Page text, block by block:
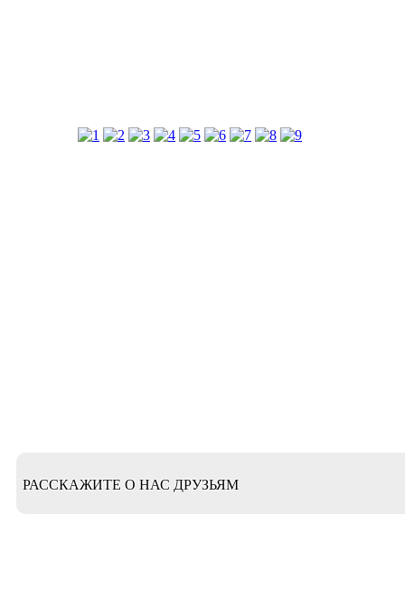
РАССКАЖИТЕ О НАС ДРУЗЬЯМ